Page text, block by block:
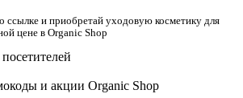
ссылке и приобретай уходовую косметику для
цене в Organic Shop